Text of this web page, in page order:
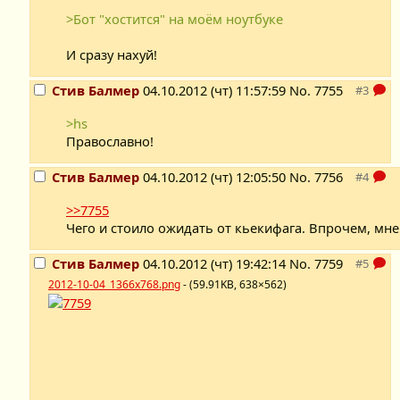
>Бот "хостится" на моём ноутбуке
И сразу нахуй!
Стив Балмер 04.10.2012 (чт) 11:57:59 No. 7755
>hs
Православно!
Стив Балмер 04.10.2012 (чт) 12:05:50 No. 7756
>>7755
Чего и стоило ожидать от кьекифага. Впрочем,
Стив Балмер 04.10.2012 (чт) 19:42:14 No. 7759
2012-10-04_1366x768.png- (59.91KB, 638×562)